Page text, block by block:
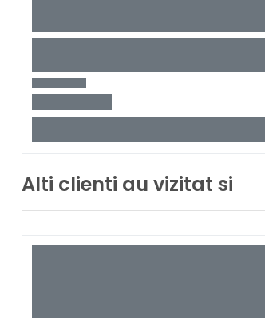
Alti clienti au vizitat si